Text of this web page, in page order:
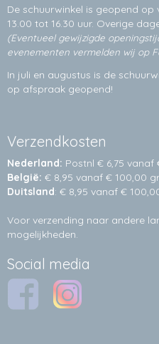
De schuurwinkel is geopend
13.00 tot 16.30 uur. Overige
(Eventueel gewijzigde
evenementen vermelden wij op
In juli en augustus is de
op afspraak geopend!
Verzendkosten
Nederland: Postnl € 6,75 vanaf
België: € 8,95 vanaf € 100,00
Duitsland: € 8,95 vanaf €
Voor verzending naar andere
mogelijkheden.
Social media